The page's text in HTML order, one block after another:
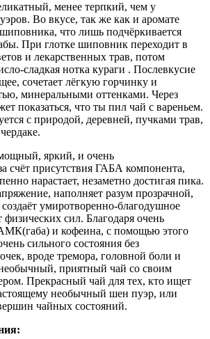
менее терпкий, чем у
Во вкусе, так же как и аромате
что лишь подчёркивается
При глотке шиповник переходит в
и лекарственных трав, потом
сладкая нотка кураги . Послевкусие
сочетает лёгкую горчинку и
минеральными оттенками. Через
показаться, что ты пил чай с вареньем.
с природой, деревней, пучками трав,
яркий, и очень
счёт присутствия ГАБА компонента,
нарастает, незаметно достигая пика.
наполняет разум прозрачной,
умиротворенно-благодушное
физических сил. Благодаря очень
и кофеина, с помощью этого
сильного состояния без
вроде тремора, головной боли и
приятный чай со своим
Прекрасный чай для тех, кто ищет
необычный шен пуэр, или
чайных состояний.